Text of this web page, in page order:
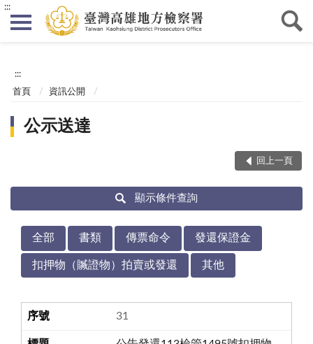
:::
:::
首頁 資訊公開
公示送達
回上一頁
顯示條件查詢
全部 書類 傳票命令 發還保證金
扣押物（贓證物）拍賣或發還 其他
31